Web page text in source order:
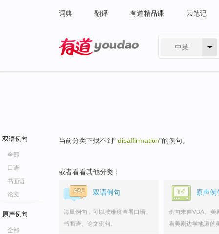
词典 翻译 有道精品课 云笔记
中英
双语例句
全部
口语
书面语
论文
原声例句
全部
当前分类下找不到" disaffirmation"的例句。
或者看看其他分类：
双语例句
海量例句，可以按难度查看口语、
书面语、论文例句。
原声例
例句来自VOA、美
看美剧边学地道的